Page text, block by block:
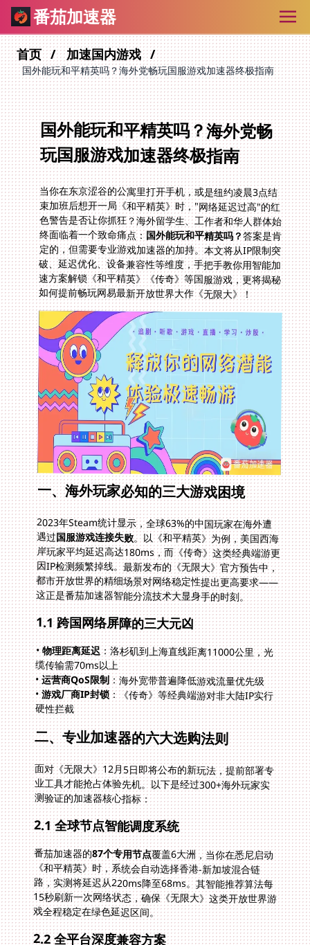
番茄加速器
首页 加速国内游戏
国外能玩和平精英吗？海外党畅玩国服游戏加速器终极指南
国外能玩和平精英吗？海外党畅
玩国服游戏加速器终极指南
当你在东京涩谷的公寓里打开手机，或是纽约凌晨3点结
束加班后想开一局《和平精英》时，"网络延迟过高"的红
色警告是否让你抓狂？海外留学生、工作者和华人群体始
终面临着一个致命痛点：国外能玩和平精英吗？答案是肯
定的，但需要专业游戏加速器的加持。本文将从IP限制突
破、延迟优化、设备兼容性等维度，手把手教你用智能加
速方案解锁《和平精英》《传奇》等国服游戏，更将揭秘
如何提前畅玩网易最新开放世界大作《无限大》！
一、海外玩家必知的三大游戏困境
2023年Steam统计显示，全球63%的中国玩家在海外遭
遇过国服游戏连接失败。以《和平精英》为例，美国西海
岸玩家平均延迟高达180ms，而《传奇》这类经典端游更
因IP检测频繁掉线。最新发布的《无限大》官方预告中，
都市开放世界的精细场景对网络稳定性提出更高要求——
这正是番茄加速器智能分流技术大显身手的时刻。
1.1 跨国网络屏障的三大元凶
•物理距离延迟：洛杉矶到上海直线距离11000公里，光
缆传输需70ms以上
•运营商QoS限制：海外宽带普遍降低游戏流量优先级
•游戏厂商IP封锁：《传奇》等经典端游对非大陆IP实行
硬性拦截
二、专业加速器的六大选购法则
面对《无限大》12月5日即将公布的新玩法，提前部署专
业工具才能抢占体验先机。以下是经过300+海外玩家实
测验证的加速器核心指标：
2.1 全球节点智能调度系统
番茄加速器的87个专用节点覆盖6大洲，当你在悉尼启动
《和平精英》时，系统会自动选择香港-新加坡混合链
路，实测将延迟从220ms降至68ms。其智能推荐算法每
15秒刷新一次网络状态，确保《无限大》这类开放世界游
戏全程稳定在绿色延迟区间。
2.2 全平台深度兼容方案